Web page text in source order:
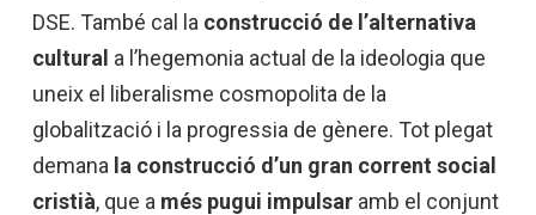
DSE. També cal la construcció de l’alternativa
cultural a l’hegemonia actual de la ideologia que
uneix el liberalisme cosmopolita de la
globalització i la progressia de gènere. Tot plegat
demana la construcció d’un gran corrent social
cristià, que a més pugui impulsar amb el conjunt